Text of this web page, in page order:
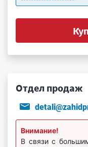
Отдел продаж
Внимание!
В связи с